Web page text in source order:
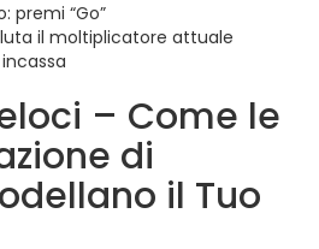
premi “Go”
il moltiplicatore attuale
– Come le
di
il Tuo